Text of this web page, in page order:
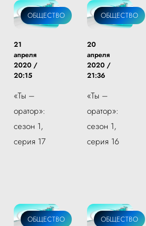
ОБЩЕСТВО
21
апреля
2020 /
20:15
«Ты –
оратор»:
сезон 1,
серия 17
ОБЩЕСТВО
20
апреля
2020 /
21:36
«Ты –
оратор»:
сезон 1,
серия 16
ОБЩЕСТВО ОБЩЕСТВО